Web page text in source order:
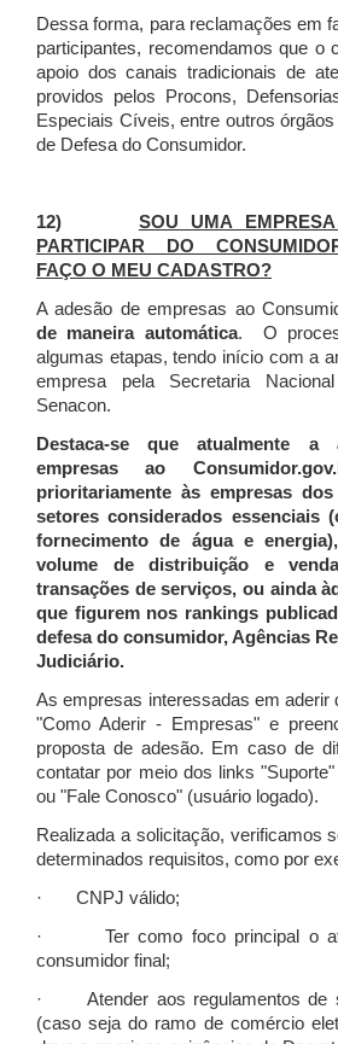
Dessa forma, para reclamações em
participantes, recomendamos que o
apoio dos canais tradicionais de
providos pelos Procons,
Especiais Cíveis, entre outros
de Defesa do Consumidor.
12) SOU UMA
PARTICIPAR DO
FAÇO O MEU CADASTRO?
A adesão de empresas ao
de maneira automática. O
algumas etapas, tendo início com a
empresa pela Secretaria
Senacon.
Destaca-se que atualmente a
empresas ao
prioritariamente às empresas
setores considerados essenciais
fornecimento de água e
volume de distribuição e
transações de serviços, ou ainda
que figurem nos rankings
defesa do consumidor, Agências
Judiciário.
As empresas interessadas em aderir
"Como Aderir - Empresas" e
proposta de adesão. Em caso de
contatar por meio dos links
ou "Fale Conosco" (usuário logado).
Realizada a solicitação, verificamos
determinados requisitos, como por
· CNPJ válido;
· Ter como foco principal o
consumidor final;
· Atender aos regulamentos de
(caso seja do ramo de comércio